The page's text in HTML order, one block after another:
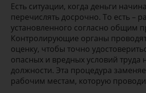
Есть ситуации, когда деньги
перечислять досрочно. То есть –
установленного согласно общим
Контролирующие органы
оценку, чтобы точно
опасных и вредных условий труда
должности. Эта процедура
рабочим местам, которую